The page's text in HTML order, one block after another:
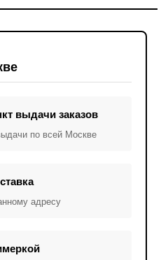
выдачи заказов
по всей Москве
адресу